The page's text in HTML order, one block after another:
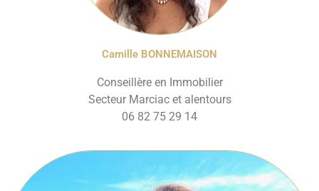
Camille BONNEMAISON
Conseillère en Immobilier
Secteur Marciac et alentours
06 82 75 29 14